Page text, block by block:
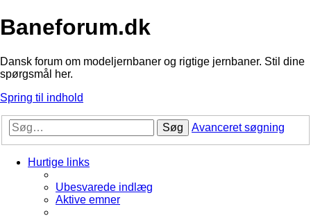
Baneforum.dk
Dansk forum om modeljernbaner og rigtige jernbaner. Stil dine
spørgsmål her.
Spring til indhold
Søg Avanceret søgning
Hurtige links
Ubesvarede indlæg
Aktive emner